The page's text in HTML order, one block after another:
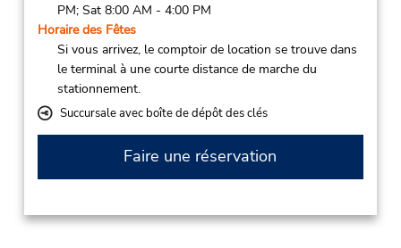
PM; Sat 8:00 AM - 4:00 PM
Horaire des Fêtes
Si vous arrivez, le comptoir de location se trouve dans
le terminal à une courte distance de marche du
stationnement.
Succursale avec boîte de dépôt des clés
Faire une réservation